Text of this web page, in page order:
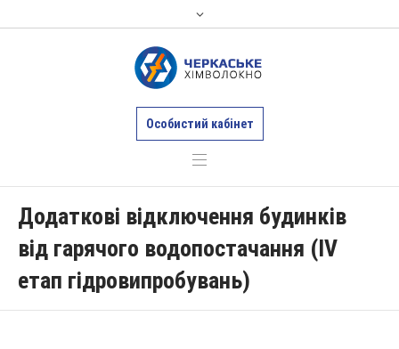
Особистий кабінет
Додаткові відключення будинків
від гарячого водопостачання (ІV
етап гідровипробувань)